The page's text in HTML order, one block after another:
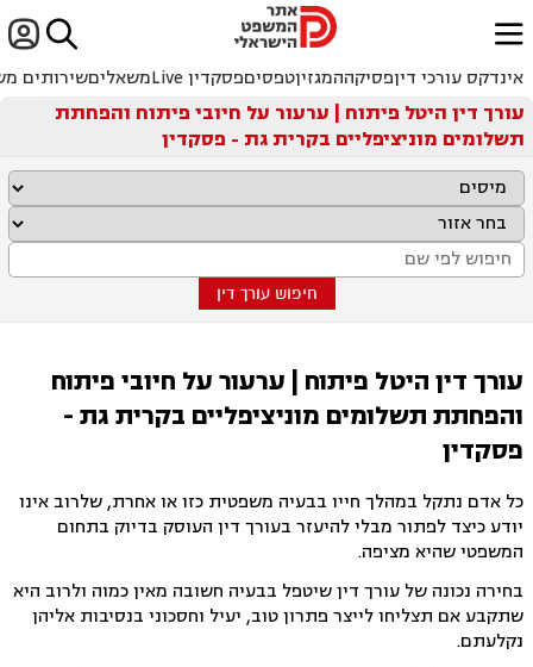

ﱐ
אינדקס עורכי דיןפסיקההמגזיןטפסיםפסקדין Live משאליםשירותים
עורך דין היטל פיתוח | ערעור על חיובי פיתוח והפחתת
תשלומים מוניציפליים בקרית גת - פסקדין
חיפוש עורך דין
עורך דין היטל פיתוח | ערעור על חיובי פיתוח
והפחתת תשלומים מוניציפליים בקרית גת -
פסקדין
כל אדם נתקל במהלך חייו בבעיה משפטית כזו או אחרת, שלרוב אינו
יודע כיצד לפתור מבלי להיעזר בעורך דין העוסק בדיוק בתחום
המשפטי שהיא מציפה.
בחירה נכונה של עורך דין שיטפל בבעיה חשובה מאין כמוה ולרוב היא
שתקבע אם תצליחו לייצר פתרון טוב, יעיל וחסכוני בנסיבות אליהן
נקלעתם.